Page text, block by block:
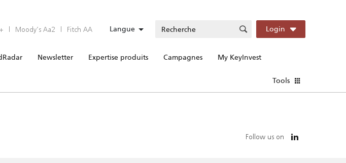
| Moody’s Aa2 | Fitch AA Langue Login
Newsletter Expertise produits Campagnes My KeyInvest
Tools
Follow us on